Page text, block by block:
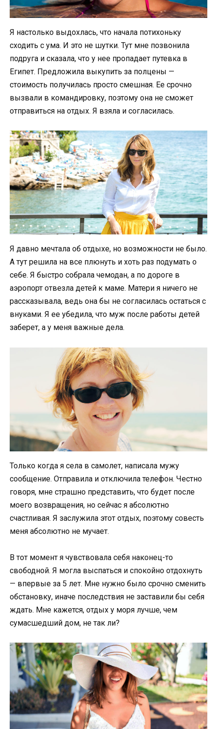
Я настолько выдохлась, что начала потихоньку
сходить с ума. И это не шутки. Тут мне позвонила
подруга и сказала, что у нее пропадает путевка в
Египет. Предложила выкупить за полцены —
стоимость получилась просто смешная. Ее срочно
вызвали в командировку, поэтому она не сможет
отправиться на отдых. Я взяла и согласилась.
Я давно мечтала об отдыхе, но возможности не было.
А тут решила на все плюнуть и хоть раз подумать о
себе. Я быстро собрала чемодан, а по дороге в
аэропорт отвезла детей к маме. Матери я ничего не
рассказывала, ведь она бы не согласилась остаться с
внуками. Я ее убедила, что муж после работы детей
заберет, а у меня важные дела.
Только когда я села в самолет, написала мужу
сообщение. Отправила и отключила телефон. Честно
говоря, мне страшно представить, что будет после
моего возвращения, но сейчас я абсолютно
счастливая. Я заслужила этот отдых, поэтому совесть
меня абсолютно не мучает.
В тот момент я чувствовала себя наконец-то
свободной. Я могла выспаться и спокойно отдохнуть
— впервые за 5 лет. Мне нужно было срочно сменить
обстановку, иначе последствия не заставили бы себя
ждать. Мне кажется, отдых у моря лучше, чем
сумасшедший дом, не так ли?